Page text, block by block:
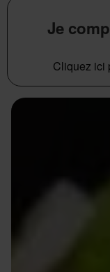
Je
Cliquez ici